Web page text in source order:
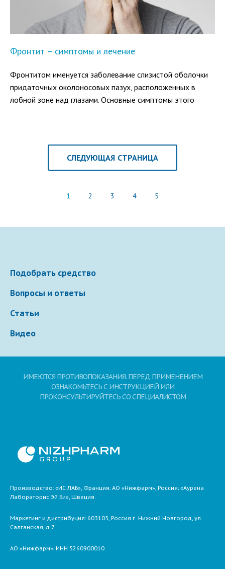
Фронтит – симптомы и лечение
Фронтитом именуется заболевание слизистой оболочки
придаточных околоносовых пазух, расположенных в
лобной зоне над глазами. Основные симптомы этого
СЛЕДУЮЩАЯ СТРАНИЦА
1 2 3 4 5
Подобрать средство
Вопросы и ответы
Статьи
Видео
ИМЕЮТСЯ ПРОТИВОПОКАЗАНИЯ. ПЕРЕД ПРИМЕНЕНИЕМ
ОЗНАКОМЬТЕСЬ С ИНСТРУКЦИЕЙ ИЛИ
ПРОКОНСУЛЬТИРУЙТЕСЬ СО СПЕЦИАЛИСТОМ
Производство: «ИС ЛАБ», Франция; АО «Нижфарм», Россия; «Аурена
Лабораторис Эй Би», Швеция.
Маркетинг и дистрибуция: 603105, Россия г. Нижний Новгород, ул.
Салганская, д.7
АО «Нижфарм»; ИНН 5260900010